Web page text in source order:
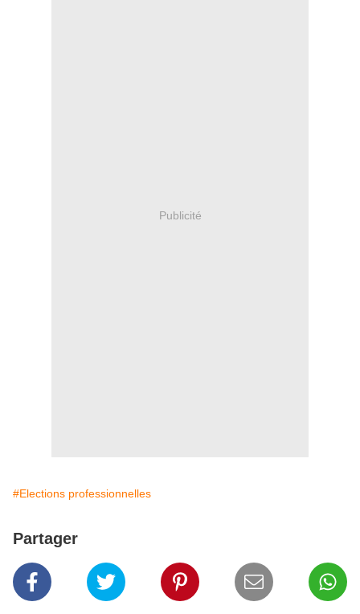
Publicité
#Elections professionnelles
Partager